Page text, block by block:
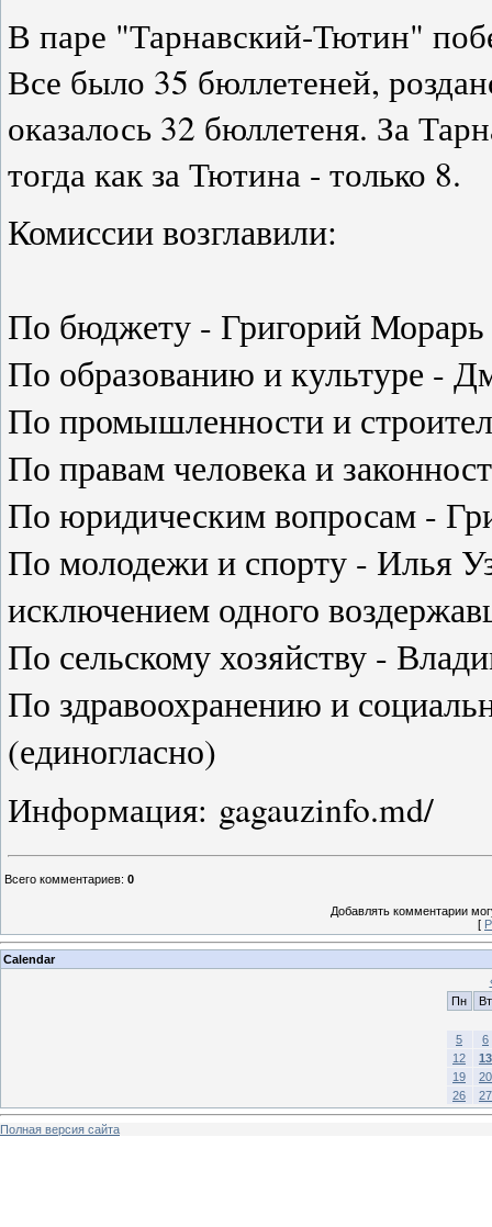
В паре "Тарнавский-Тютин"
Все было 35 бюллетеней,
оказалось 32 бюллетеня. За
тогда как за Тютина - только 8.
Комиссии возглавили:
По бюджету - Григорий Морарь
По образованию и культуре -
По промышленности и
По правам человека и
По юридическим вопросам -
По молодежи и спорту - Илья
исключением одного
По сельскому хозяйству -
По здравоохранению и
(единогласно)
Информация: gagauzinfo.md/
Всего комментариев: 0
Добавлять комментарии
[
Calendar
Пн
Вт
5
6
12
13
19
20
26
27
Полная версия сайта